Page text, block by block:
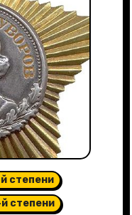
степени
степени